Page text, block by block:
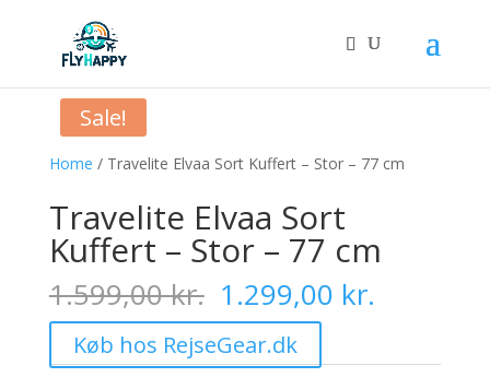
Home / Travelite Elvaa Sort Kuffert – Stor – 77 cm
Sale!
Travelite Elvaa Sort
Kuffert – Stor – 77 cm
1.599,00kr. Original
price
was:
1.599,00 kr..
1.299,00 kr.
Køb hos RejseGear.dk